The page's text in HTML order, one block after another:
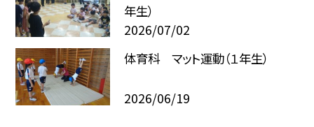
年生）
2026/07/02
体育科 マット運動（１年生）
2026/06/19